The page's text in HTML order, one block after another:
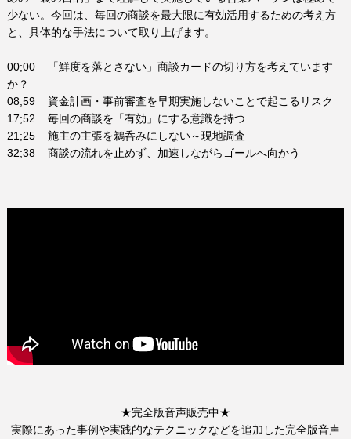
少ない。今回は、毎回の商談を最大限に有効活用するための考え方
と、具体的な手法について取り上げます。
00;00 「鮮度を落とさない」商談カードの切り方を考えています
か？
08;59 資金計画・事前審査を早期実施しないことで起こるリスク
17;52 毎回の商談を「有効」にする意識を持つ
21;25 施主の主張を鵜呑みにしない～現地調査
32;38 商談の流れを止めず、加速しながらゴールへ向かう
★完全版音声販売中★
実際にあった事例や実践的なテクニックなどを追加した完全版音声